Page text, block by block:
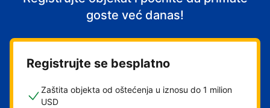
goste već danas!
Registrujte se besplatno
Zaštita objekta od oštećenja u iznosu do 1 milion
USD